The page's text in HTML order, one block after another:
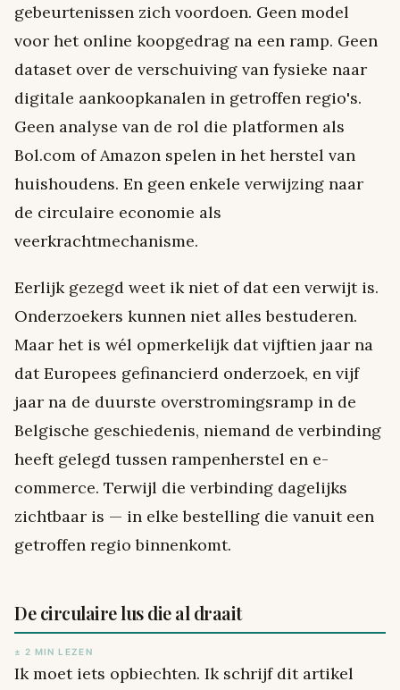
gebeurtenissen zich voordoen. Geen model
voor het online koopgedrag na een ramp. Geen
dataset over de verschuiving van fysieke naar
digitale aankoopkanalen in getroffen regio's.
Geen analyse van de rol die platformen als
Bol.com of Amazon spelen in het herstel van
huishoudens. En geen enkele verwijzing naar
de circulaire economie als
veerkrachtmechanisme.
Eerlijk gezegd weet ik niet of dat een verwijt is.
Onderzoekers kunnen niet alles bestuderen.
Maar het is wél opmerkelijk dat vijftien jaar na
dat Europees gefinancierd onderzoek, en vijf
jaar na de duurste overstromingsramp in de
Belgische geschiedenis, niemand de verbinding
heeft gelegd tussen rampenherstel en e-
commerce. Terwijl die verbinding dagelijks
zichtbaar is — in elke bestelling die vanuit een
getroffen regio binnenkomt.
De circulaire lus die al draait
± 2 MIN LEZEN
Ik moet iets opbiechten. Ik schrijf dit artikel